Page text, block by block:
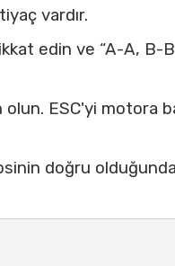
vardır.
edin ve “A-A, B-B
ESC'yi motora
doğru